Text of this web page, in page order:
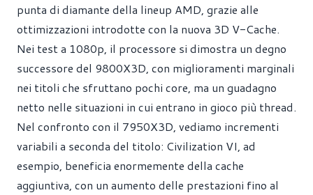
punta di diamante della lineup AMD, grazie alle
ottimizzazioni introdotte con la nuova 3D V-Cache.
Nei test a 1080p, il processore si dimostra un degno
successore del 9800X3D, con miglioramenti marginali
nei titoli che sfruttano pochi core, ma un guadagno
netto nelle situazioni in cui entrano in gioco più thread.
Nel confronto con il 7950X3D, vediamo incrementi
variabili a seconda del titolo: Civilization VI, ad
esempio, beneficia enormemente della cache
aggiuntiva, con un aumento delle prestazioni fino al